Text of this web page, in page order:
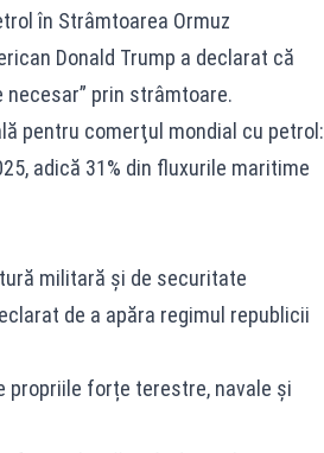
în Strâmtoarea Ormuz
Donald Trump a declarat că
prin strâmtoare.
pentru comerţul mondial cu petrol:
adică 31% din fluxurile maritime
militară și de securitate
de a apăra regimul republicii
propriile forțe terestre, navale și